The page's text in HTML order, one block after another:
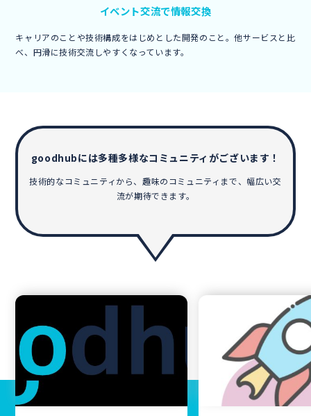
イベント交流で情報交換
キャリアのことや技術構成をはじめとした開発のこと。他サービスと比
べ、円滑に技術交流しやすくなっています。
goodhubには多種多様なコミュニティがございます！
技術的なコミュニティから、趣味のコミュニティまで、幅広い交
流が期待できます。